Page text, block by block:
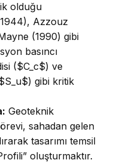
olduğu
Azzouz
(1990) gibi
basıncı
($C_c$) ve
gibi kritik
Geoteknik
sahadan gelen
tasarımı temsil
oluşturmaktır.